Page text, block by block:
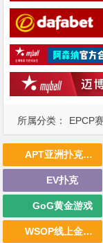
所属分类： EPCP
APT亚洲扑克巡回赛
EV扑克
GoG黄金游戏
WSOP线上金手链